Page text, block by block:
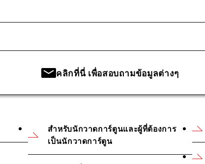
คลิกที่นี่ เพื่อสอบถามข้อมูลต่างๆ
สำหรับนักวาดการ์ตูนและผู้ที่ต้องการ
เป็นนักวาดการ์ตูน